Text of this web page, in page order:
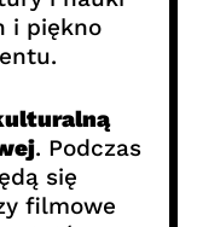
i piękno
. Podczas
się
filmowe